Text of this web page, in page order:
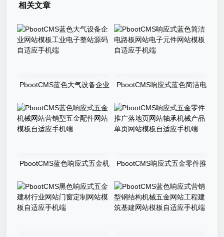
相关文章
PbootCMS蓝色大气设备企业
适应手机端
PbootCMS响应式蓝色简洁电
适应手机端
PbootCMS蓝色响应式五金机
板自适应手机端
PbootCMS响应式五金零件推
页网站模板自适应手机端